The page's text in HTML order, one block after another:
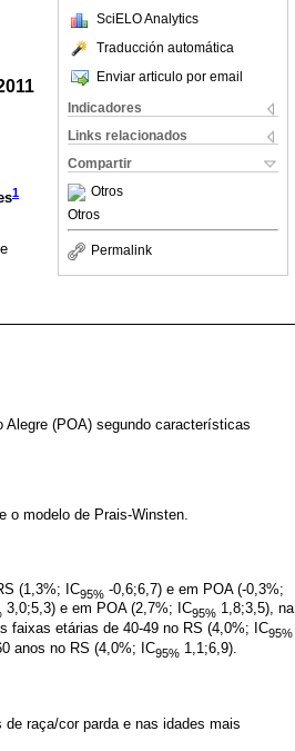
SciELO Analytics
Traducción automática
Enviar articulo por email
Indicadores
Links relacionados
Compartir
Otros
Otros
Permalink
1
Alegre (POA) segundo características
o modelo de Prais-Winsten.
(1,3%; IC95% -0,6;6,7) e em POA (-0,3%;
3,0;5,3) e em POA (2,7%; IC95% 1,8;3,5), na
faixas etárias de 40-49 no RS (4,0%; IC95%
anos no RS (4,0%; IC95% 1,1;6,9).
raça/cor parda e nas idades mais